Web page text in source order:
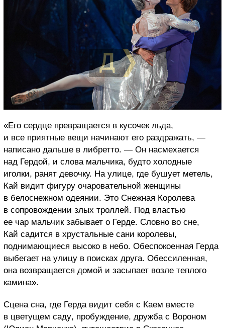
«Его сердце превращается в кусочек льда,
и все приятные вещи начинают его раздражать, —
написано дальше в либретто. — Он насмехается
над Гердой, и слова мальчика, будто холодные
иголки, ранят девочку. На улице, где бушует метель,
Кай видит фигуру очаровательной женщины
в белоснежном одеянии. Это Снежная Королева
в сопровождении злых троллей. Под властью
ее чар мальчик забывает о Герде. Словно во сне,
Кай садится в хрустальные сани королевы,
поднимающиеся высоко в небо. Обеспокоенная Герда
выбегает на улицу в поисках друга. Обессиленная,
она возвращается домой и засыпает возле теплого
камина».
Сцена сна, где Герда видит себя с Каем вместе
в цветущем саду, пробуждение, дружба с Вороном